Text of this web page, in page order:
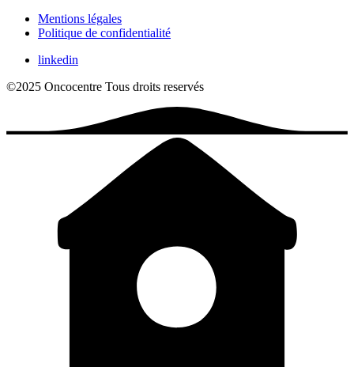
Mentions légales
Politique de confidentialité
linkedin
©2025 Oncocentre Tous droits reservés